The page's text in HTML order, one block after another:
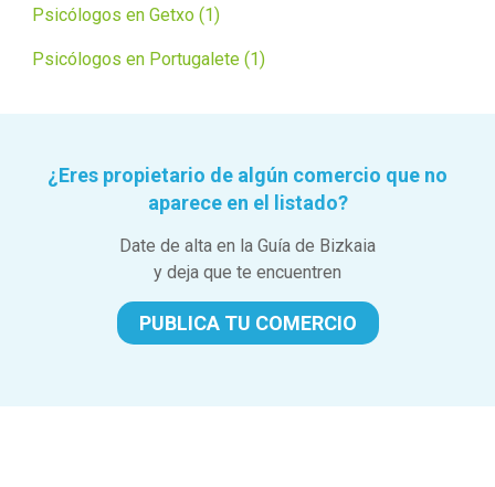
Psicólogos en Getxo (1)
Psicólogos en Portugalete (1)
¿Eres propietario de algún comercio que no
aparece en el listado?
Date de alta en la Guía de Bizkaia
y deja que te encuentren
PUBLICA TU COMERCIO